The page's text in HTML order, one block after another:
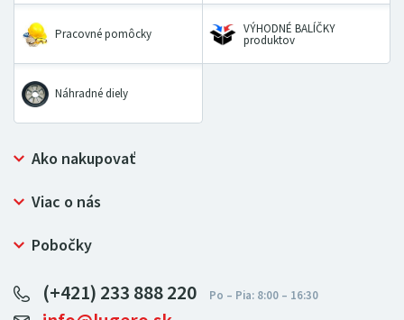
Pracovné pomôcky VÝHODNÉ BALÍČKY
produktov
Náhradné diely
Ako nakupovať
Prečo nakupovať u LUGERO
Ochrana osobných údajov
Viac o nás
Bezpečný nákup
Certifikát NATUR-PACK
Pre predajcov
Pobočky
LUGERO Nemecko
(+421) 233 888 220